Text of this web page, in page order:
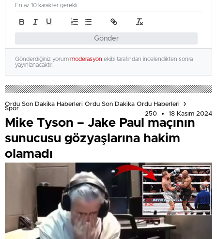
Gönder
En az 10 karakter gerekli
Gönderdiğiniz yorum moderasyon ekibi tarafından incelendikten sonra
yayınlanacaktır.
Ordu Son Dakika Haberleri Ordu Son Dakika Ordu Haberleri
Spor
250
18 Kasım 2024
Mike Tyson – Jake Paul maçının
sunucusu gözyaşlarına hakim
olamadı